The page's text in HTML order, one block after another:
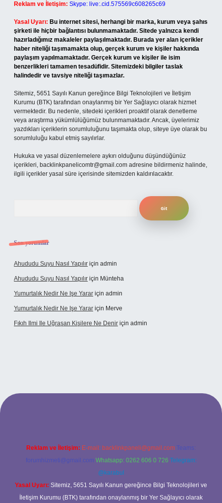
Reklam ve İletişim: Skype: live:.cid.575569c608265c69
Yasal Uyarı: Bu internet sitesi, herhangi bir marka, kurum veya şahıs
şirketi ile hiçbir bağlantısı bulunmamaktadır. Sitede yalnızca kendi
hazırladığımız makaleler paylaşılmaktadır. Burada yer alan içerikler
haber niteliği taşımamakta olup, gerçek kurum ve kişiler hakkında
paylaşım yapılmamaktadır. Gerçek kurum ve kişiler ile isim
benzerlikleri tamamen tesadüfidir. Sitemizdeki bilgiler taslak
halindedir ve tavsiye niteliği taşımazlar.
Sitemiz, 5651 Sayılı Kanun gereğince Bilgi Teknolojileri ve İletişim
Kurumu (BTK) tarafından onaylanmış bir Yer Sağlayıcı olarak hizmet
vermektedir. Bu nedenle, sitedeki içerikleri proaktif olarak denetleme
veya araştırma yükümlülüğümüz bulunmamaktadır. Ancak, üyelerimiz
yazdıkları içeriklerin sorumluluğunu taşımakta olup, siteye üye olarak bu
sorumluluğu kabul etmiş sayılırlar.
Hukuka ve yasal düzenlemelere aykırı olduğunu düşündüğünüz
içerikleri, backlinkpanelicomtr@gmail.com adresine bildirmeniz halinde,
ilgili içerikler yasal süre içerisinde sitemizden kaldırılacaktır.
Son yorumlar
Ahududu Suyu Nasıl Yapılır için admin
Ahududu Suyu Nasıl Yapılır için Münteha
Yumurtalık Nedir Ne Işe Yarar için admin
Yumurtalık Nedir Ne Işe Yarar için Merve
Fıkıh Ilmi Ile Uğraşan Kişilere Ne Denir için admin
Reklam ve İletişim: E-mail: backlinkpaneli@gmail.com Teams:
forumhizmeti@gmail.com Whatsapp: 0262 606 0 726 Telegram:
@karabul
Yasal Uyarı: Sitemiz, 5651 Sayılı Kanun gereğince Bilgi Teknolojileri ve
İletişim Kurumu (BTK) tarafından onaylanmış bir Yer Sağlayıcı olarak